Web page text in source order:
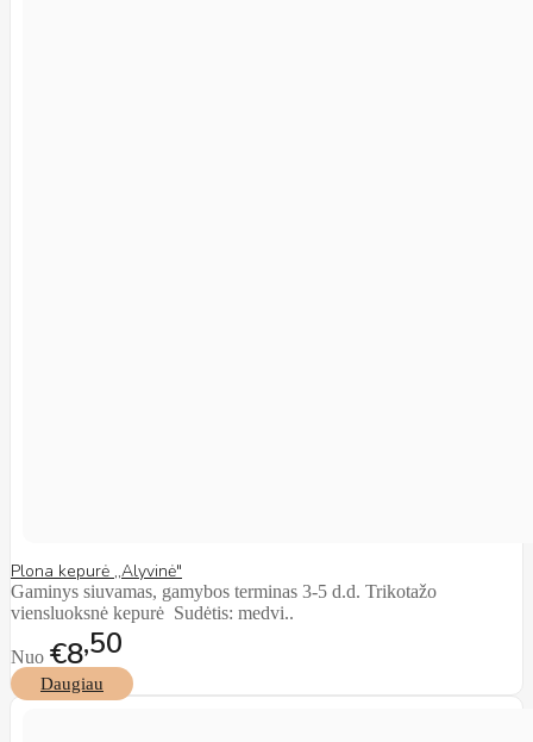
Plona kepurė ,,Alyvinė"
Gaminys siuvamas, gamybos terminas 3-5 d.d. Trikotažo
viensluoksnė kepurė Sudėtis: medvi..
Nuo €850
Daugiau